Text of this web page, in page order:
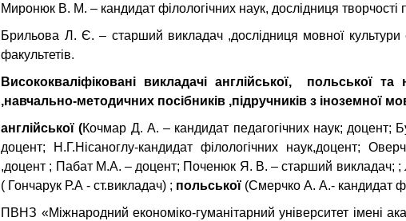
Миронюк В. М. – кандидат філологічних наук, дослідниця творчості
Брильова Л. Є. – старший викладач ,дослідниця мовної культури
факультетів.
Висококваліфіковані викладачі англійської, польської та
,навчально-методичних посібників ,підручників з іноземної
англійської (Кочмар Д. А. – кандидат педагогічних наук; доцент;
доцент; Н.Г.Нісаноглу-кандидат філологічних наук,доцент;
,доцент ; Пабат М.А. – доцент; Поченюк Я. В. – старший викладач;
( Гончарук Р.А - ст.викладач) ; польської (Смерчко А. А.- кандидат
ПВНЗ «Міжнародний економіко-гуманітарний університет імені